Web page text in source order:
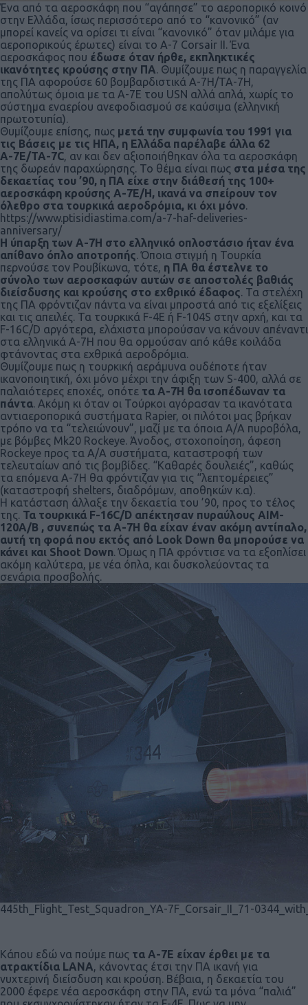
Ένα από τα αεροσκάφη που “αγάπησε” το αεροπορικό κοινό
στην Ελλάδα, ίσως περισσότερο από το “κανονικό” (αν
μπορεί κανείς να ορίσει τι είναι “κανονικό” όταν μιλάμε για
αεροπορικούς έρωτες) είναι το Α-7 Corsair II. Ένα
αεροσκάφος που έδωσε όταν ήρθε, εκπληκτικές
ικανότητες κρούσης στην ΠΑ. Θυμίζουμε πως η παραγγελία
της ΠΑ αφορούσε 60 βομβαρδιστικά Α-7Η/ΤΑ-7Η,
απολύτως όμοια με τα Α-7Ε του USN αλλά απλά, χωρίς το
σύστημα εναερίου ανεφοδιασμού σε καύσιμα (ελληνική
πρωτοτυπία).
Θυμίζουμε επίσης, πως μετά την συμφωνία του 1991 για
τις Βάσεις με τις ΗΠΑ, η Ελλάδα παρέλαβε άλλα 62
Α-7Ε/TA-7C, αν και δεν αξιοποιήθηκαν όλα τα αεροσκάφη
της δωρεάν παραχώρησης. Το θέμα είναι πως στα μέσα της
δεκαετίας του ’90, η ΠΑ είχε στην διάθεσή της 100+
αεροσκάφη κρούσης Α-7Ε/Η, ικανά να σπείρουν τον
όλεθρο στα τουρκικά αεροδρόμια, κι όχι μόνο.
https://www.ptisidiastima.com/a-7-haf-deliveries-
anniversary/
Η ύπαρξη των Α-7Η στο ελληνικό οπλοστάσιο ήταν ένα
απίθανο όπλο αποτροπής. Όποια στιγμή η Τουρκία
περνούσε τον Ρουβίκωνα, τότε, η ΠΑ θα έστελνε το
σύνολο των αεροσκαφών αυτών σε αποστολές βαθιάς
διείσδυσης και κρούσης στο εχθρικό έδαφος. Τα στελέχη
της ΠΑ φρόντιζαν πάντα να είναι μπροστά από τις εξελίξεις
και τις απειλές. Τα τουρκικά F-4E ή F-104S στην αρχή, και τα
F-16C/D αργότερα, ελάχιστα μπορούσαν να κάνουν απέναντι
στα ελληνικά Α-7Η που θα ορμούσαν από κάθε κοιλάδα
φτάνοντας στα εχθρικά αεροδρόμια.
Θυμίζουμε πως η τουρκική αεράμυνα ουδέποτε ήταν
ικανοποιητική, όχι μόνο μέχρι την άφιξη των S-400, αλλά σε
παλαιότερες εποχές, οπότε τα Α-7Η θα ισοπέδωναν τα
πάντα. Ακόμη κι όταν οι Τούρκοι αγόρασαν τα ικανότατα
αντιαεροπορικά συστήματα Rapier, οι πιλότοι μας βρήκαν
τρόπο να τα “τελειώνουν”, μαζί με τα όποια Α/Α πυροβόλα,
με βόμβες Mk20 Rockeye. Άνοδος, στοχοποίηση, άφεση
Rockeye προς τα Α/Α συστήματα, καταστροφή των
τελευταίων από τις βομβίδες. “Καθαρές δουλειές”, καθώς
τα επόμενα Α-7Η θα φρόντιζαν για τις “λεπτομέρειες”
(καταστροφή shelters, διαδρόμων, αποθηκών κ.α).
Η κατάσταση άλλαξε την δεκαετία του ’90, προς το τέλος
της. Τα τουρκικά F-16C/D απέκτησαν πυραύλους AIM-
120A/B , συνεπώς τα Α-7Η θα είχαν έναν ακόμη αντίπαλο,
αυτή τη φορά που εκτός από Look Down θα μπορούσε να
κάνει και Shoot Down. Όμως η ΠΑ φρόντισε να τα εξοπλίσει
ακόμη καλύτερα, με νέα όπλα, και δυσκολεύοντας τα
σενάρια προσβολής.
445th_Flight_Test_Squadron_YA-7F_Corsair_II_71-
Κάπου εδώ να πούμε πως τα Α-7Ε είχαν έρθει με τα
ατρακτίδια LANA, κάνοντας έτσι την ΠΑ ικανή για
νυχτερινή διείσδυση και κρούση. Βέβαια, η δεκαετία του
2000 έφερε νέα αεροσκάφη στην ΠΑ, ενώ τα μόνα “παλιά”